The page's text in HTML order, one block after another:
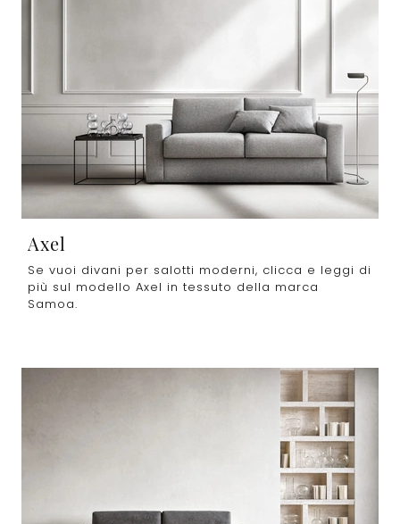
Axel
Se vuoi divani per salotti moderni, clicca e leggi di
più sul modello Axel in tessuto della marca
Samoa.